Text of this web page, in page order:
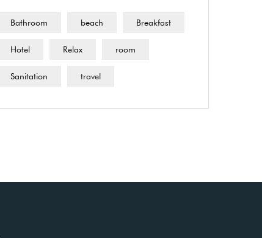
Bathroom beach Breakfast
Hotel Relax room
Sanitation travel